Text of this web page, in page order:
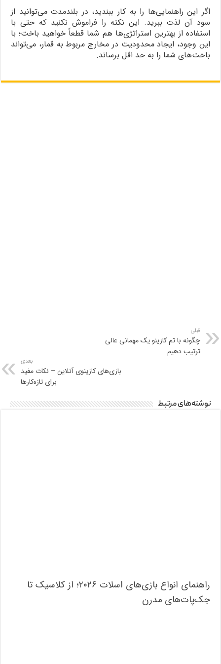
اگر این راهنمایی‌ها را به کار ببندید، در بلندمدت می‌توانید از
سود آن لذت ببرید. این نکته را فراموش نکنید که حتی با
استفاده از بهترین استراتژی‌ها هم شما قطعاً خواهید باخت؛ با
این وجود، ایجاد محدودیت در مخارج مربوط به قمار، می‌تواند
باخت‌های شما را به حد اقل برساند.
قبلی
چگونه با تم کازینو یک مهمانی عالی
ترتیب دهیم
بعدی
بازی‌های کازینوی آنلاین – نکات مفید
برای تازه‌کارها
نوشته‌های مرتبط
راهنمای انواع بازی‌های اسلات ۲۰۲۶؛ از کلاسیک تا
جک‌پات‌های مدرن